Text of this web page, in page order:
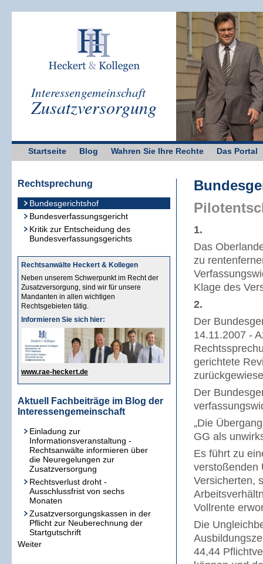
Interessengemeinschaft
Zusatzversorgung
Startseite Blog Wahren Sie Ihre Rechte Das Portal
Rechtsprechung
Bundesgerichtshof
Bundesverfassungsgericht
Kritik zur Entscheidung des
Bundesverfassungsgerichts
Rechtsanwälte Heckert & Kollegen
Neben unserem Schwerpunkt im Recht der
Zusatzversorgung, sind wir für unsere
Mandanten in allen wichtigen
Rechtsgebieten tätig.
Informieren Sie sich hier:
www.rae-heckert.de
Aktuell Fachbeiträge im Blog der
Interessengemeinschaft
Einladung zur
Informationsveranstaltung -
Rechtsanwälte informieren über
die Neuregelungen zur
Zusatzversorgung
Rechtsverlust droht -
Ausschlussfrist von sechs
Monaten
Zusatzversorgungskassen in der
Pflicht zur Neuberechnung der
Startgutschrift
Weiter
1.
Das
zu
Klage des
2.
Der
14.11.2007 -
gerichtete
Der
„Die
GG als
Es führt zu
verstoßenden
Versicherten,
Vollrente
Die
44,44